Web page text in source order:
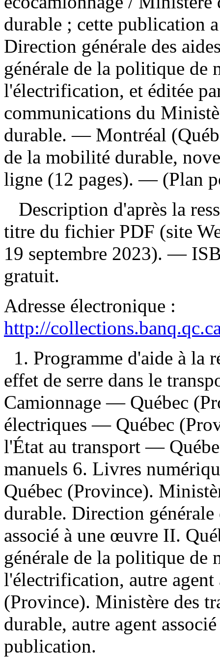
durable ; cette publication
Direction générale des
générale de la politique de
l'électrification, et éditée
communications du
durable. — Montréal
de la mobilité durable,
ligne (12 pages). — (Plan
Description d'après la
titre du fichier PDF (site
19 septembre 2023). —
gratuit.
Adresse électronique :
http://
1. Programme d'aide à la
effet de serre dans le
Camionnage — Québec
électriques — Québec
l'État au transport —
manuels 6. Livres
Québec (Province).
durable. Direction générale
associé à une œuvre II.
générale de la politique de
l'électrification, autre
(Province). Ministère des
durable, autre agent
publication.